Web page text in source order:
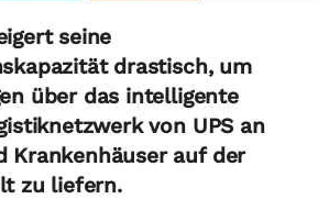
seine
drastisch, um
über das intelligente
von UPS an
Krankenhäuser auf der
zu liefern.